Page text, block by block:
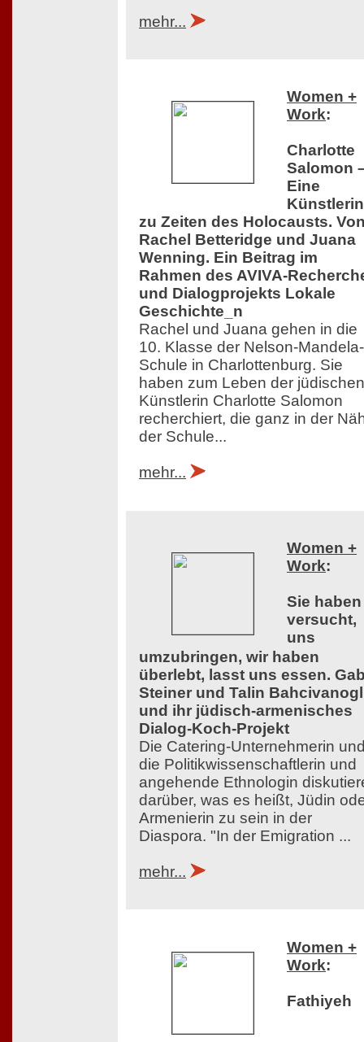
mehr...
Women +
Work:
Charlotte
Salomon
Eine
Künstlerin
zu Zeiten des Holocausts.
Rachel Betteridge und Juana
Wenning. Ein Beitrag im
Rahmen des AVIVA-
und Dialogprojekts Lokale
Geschichte_n
Rachel und Juana gehen in die
10. Klasse der Nelson-Mandela-
Schule in Charlottenburg. Sie
haben zum Leben der jüdischen
Künstlerin Charlotte Salomon
recherchiert, die ganz in der
der Schule...
mehr...
Women +
Work:
Sie haben
versucht,
uns
umzubringen, wir haben
überlebt, lasst uns essen.
Steiner und Talin
und ihr jüdisch-armenisches
Dialog-Koch-Projekt
Die Catering-Unternehmerin
die Politikwissenschaftlerin und
angehende Ethnologin
darüber, was es heißt, Jüdin
Armenierin zu sein in der
Diaspora. "In der Emigration ...
mehr...
Women +
Work:
Fathiyeh